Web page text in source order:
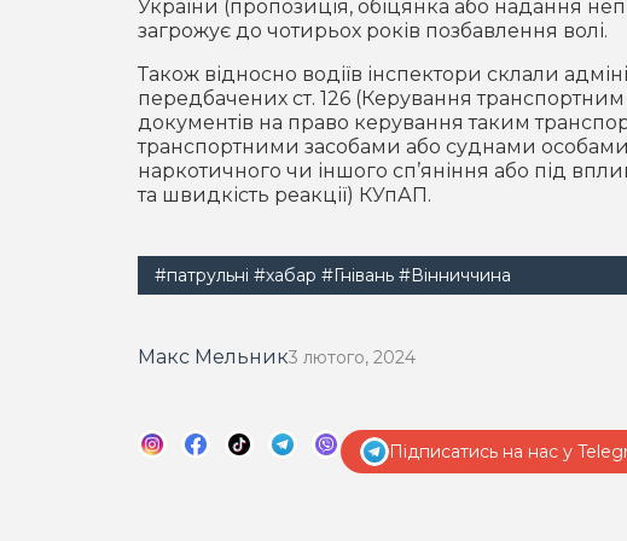
України (пропозиція, обіцянка або надання
загрожує до чотирьох років позбавлення волі.
Також відносно водіїв інспектори склали
передбачених ст. 126 (Керування
документів на право керування таким
транспортними засобами або суднами особами,
наркотичного чи іншого сп’яніння або під
та швидкість реакції) КУпАП.
#патрульні #хабар #Гнівань #Вінниччина
Макс Мельник3 лютого, 2024
Підписатись на нас у